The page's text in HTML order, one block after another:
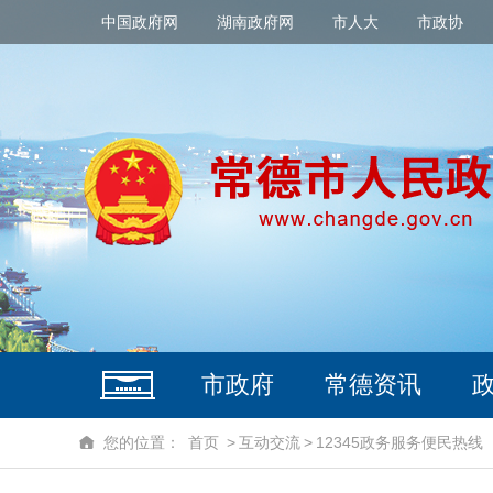
中国政府网 湖南政府网 市人大 市政协
市政府 常德资讯
您的位置： 首页 >互动交流> 12345政务服务便民热线